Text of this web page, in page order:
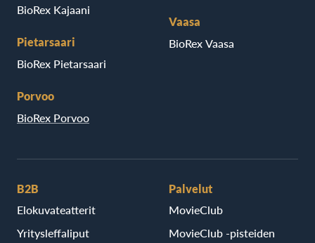
BioRex Kajaani
Pietarsaari
BioRex Pietarsaari
Porvoo
BioRex Porvoo
Vaasa
BioRex Vaasa
B2B
Elokuvateatterit
Yritysleffaliput
Palvelut
MovieClub
MovieClub -pisteiden